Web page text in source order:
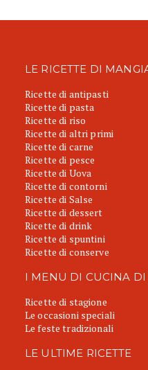
LE RICETTE DI
Ricette di antipasti
Ricette di pasta
Ricette di riso
Ricette di altri primi
Ricette di carne
Ricette di pesce
Ricette di Uova
Ricette di contorni
Ricette di Salse
Ricette di dessert
Ricette di drink
Ricette di spuntini
Ricette di conserve
I MENU DI CUCINA
Ricette di stagione
Le occasioni speciali
Le feste tradizionali
LE ULTIME RICETTE